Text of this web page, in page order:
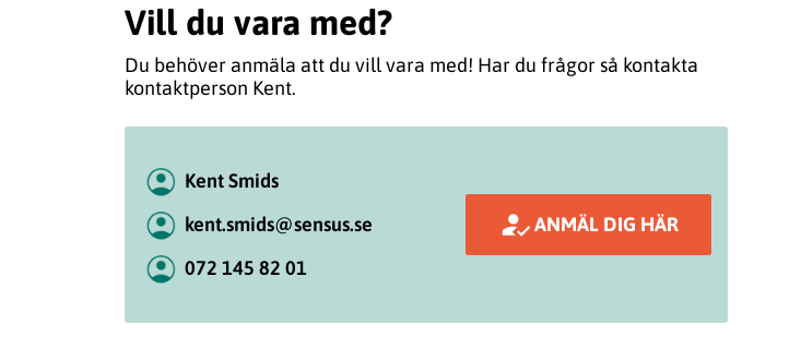
Vill du vara med?
Du behöver anmäla att du vill vara med! Har du frågor så kontakta
kontaktperson Kent.
Kent Smids
kent.smids@sensus.se
072 145 82 01
ANMÄL DIG HÄR